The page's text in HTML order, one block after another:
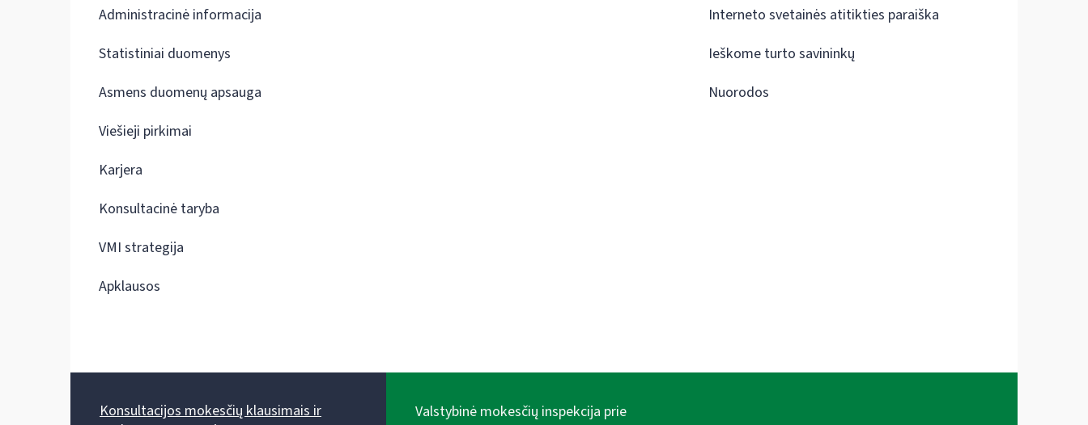
Administracinė informacija
Statistiniai duomenys
Asmens duomenų apsauga
Viešieji pirkimai
Karjera
Konsultacinė taryba
VMI strategija
Apklausos
Interneto svetainės atitikties paraiška
Ieškome turto savininkų
Nuorodos
Konsultacijos mokesčių klausimais ir
Valstybinė mokesčių inspekcija prie